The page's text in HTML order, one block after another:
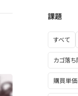
課題
すべて
カゴ落ち
購買単価